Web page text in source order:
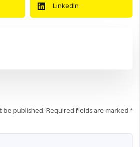
LinkedIn
be published. Required fields are marked *